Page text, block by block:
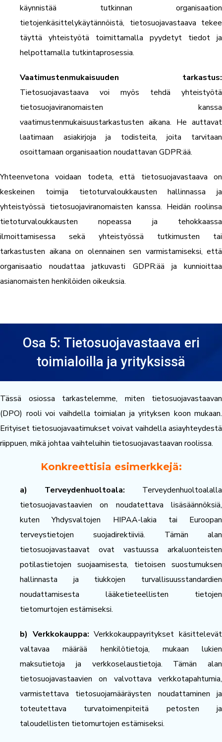
käynnistää tutkinnan organisaation
tietojenkäsittelykäytännöistä, tietosuojavastaava tekee
täyttä yhteistyötä toimittamalla pyydetyt tiedot ja
helpottamalla tutkintaprosessia.
Vaatimustenmukaisuuden tarkastus:
Tietosuojavastaava voi myös tehdä yhteistyötä
tietosuojaviranomaisten kanssa
vaatimustenmukaisuustarkastusten aikana. He auttavat
laatimaan asiakirjoja ja todisteita, joita tarvitaan
osoittamaan organisaation noudattavan GDPR:ää.
Yhteenvetona voidaan todeta, että tietosuojavastaava on
keskeinen toimija tietoturvaloukkausten hallinnassa ja
yhteistyössä tietosuojaviranomaisten kanssa. Heidän roolinsa
tietoturvaloukkausten nopeassa ja tehokkaassa
ilmoittamisessa sekä yhteistyössä tutkimusten tai
tarkastusten aikana on olennainen sen varmistamiseksi, että
organisaatio noudattaa jatkuvasti GDPR:ää ja kunnioittaa
asianomaisten henkilöiden oikeuksia.
Osa 5: Tietosuojavastaava eri
toimialoilla ja yrityksissä
Tässä osiossa tarkastelemme, miten tietosuojavastaavan
(DPO) rooli voi vaihdella toimialan ja yrityksen koon mukaan.
Erityiset tietosuojavaatimukset voivat vaihdella asiayhteydestä
riippuen, mikä johtaa vaihteluihin tietosuojavastaavan roolissa.
Konkreettisia esimerkkejä:
a) Terveydenhuoltoala: Terveydenhuoltoalalla
tietosuojavastaavien on noudatettava lisäsäännöksiä,
kuten Yhdysvaltojen HIPAA-lakia tai Euroopan
terveystietojen suojadirektiiviä. Tämän alan
tietosuojavastaavat ovat vastuussa arkaluonteisten
potilastietojen suojaamisesta, tietoisen suostumuksen
hallinnasta ja tiukkojen turvallisuusstandardien
noudattamisesta lääketieteellisten tietojen
tietomurtojen estämiseksi.
b) Verkkokauppa: Verkkokauppayritykset käsittelevät
valtavaa määrää henkilötietoja, mukaan lukien
maksutietoja ja verkkoselaustietoja. Tämän alan
tietosuojavastaavien on valvottava verkkotapahtumia,
varmistettava tietosuojamääräysten noudattaminen ja
toteutettava turvatoimenpiteitä petosten ja
taloudellisten tietomurtojen estämiseksi.